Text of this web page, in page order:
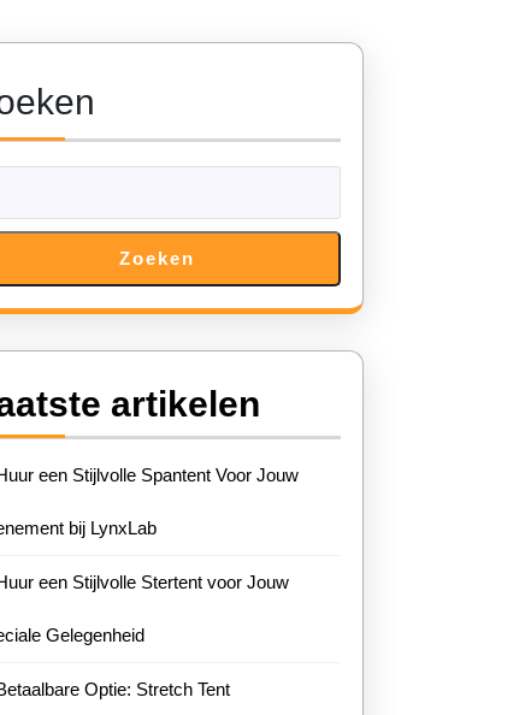
Zoeken
artikelen
een Stijlvolle Spantent Voor Jouw
bij LynxLab
een Stijlvolle Stertent voor Jouw
Gelegenheid
Optie: Stretch Tent